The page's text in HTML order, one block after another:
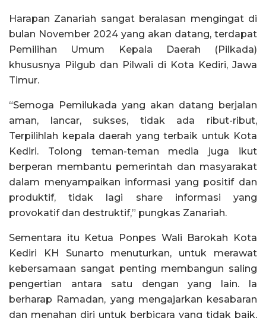
Harapan Zanariah sangat beralasan mengingat di
bulan November 2024 yang akan datang, terdapat
Pemilihan Umum Kepala Daerah (Pilkada)
khususnya Pilgub dan Pilwali di Kota Kediri, Jawa
Timur.
“Semoga Pemilukada yang akan datang berjalan
aman, lancar, sukses, tidak ada ribut-ribut,
Terpilihlah kepala daerah yang terbaik untuk Kota
Kediri. Tolong teman-teman media juga ikut
berperan membantu pemerintah dan masyarakat
dalam menyampaikan informasi yang positif dan
produktif, tidak lagi share informasi yang
provokatif dan destruktif,” pungkas Zanariah.
Sementara itu Ketua Ponpes Wali Barokah Kota
Kediri KH Sunarto menuturkan, untuk merawat
kebersamaan sangat penting membangun saling
pengertian antara satu dengan yang lain. Ia
berharap Ramadan, yang mengajarkan kesabaran
dan menahan diri untuk berbicara yang tidak baik,